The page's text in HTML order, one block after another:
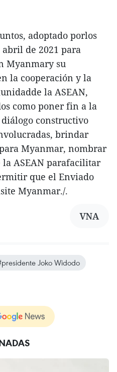
adoptado porlos
de 2021 para
Myanmary su
la cooperación y la
la ASEAN,
como poner fin a la
constructivo
brindar
Myanmar, nombrar
la ASEAN parafacilitar
que el Enviado
Myanmar./.
VNA
Joko Widodo